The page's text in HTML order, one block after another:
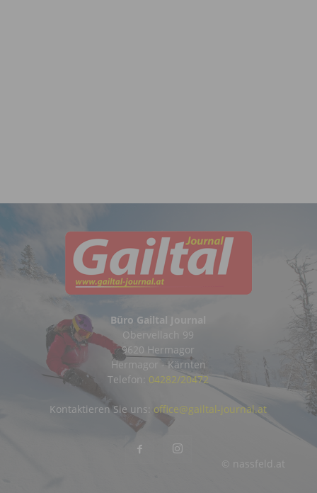
Büro Gailtal Journal
Obervellach 99
9620 Hermagor
Hermagor - Kärnten
Telefon: 04282/20472
© nassfeld.at
Kontaktieren Sie uns: office@gailtal-journal.at